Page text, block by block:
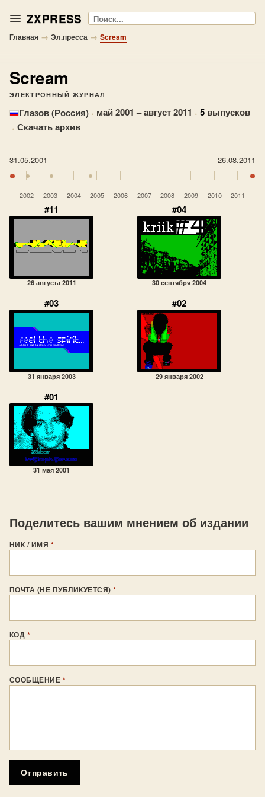
ZXPRESS Поиск
Главная → Эл.пресса → Scream
Scream
ЭЛЕКТРОННЫЙ ЖУРНАЛ
Глазов (Россия) · май 2001 – август 2011 · 5 выпусков
· Скачать архив
31.05.2001 26.08.2011
2002 2003 2004 2005 2006 2007 2008 2009 2010 2011
#11
26 августа 2011
#04
30 сентября 2004
#03
31 января 2003
#02
29 января 2002
#01
31 мая 2001
Поделитесь вашим мнением об издании
НИК / ИМЯ *
ПОЧТА (НЕ ПУБЛИКУЕТСЯ)*
КОД *
СООБЩЕНИЕ *
Отправить